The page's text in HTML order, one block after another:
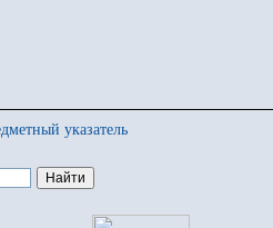
указатель